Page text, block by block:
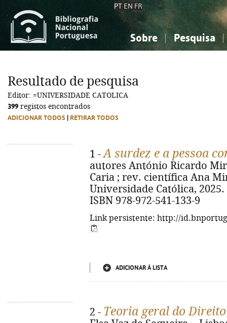
PT EN FR
Sobre Pesquisa
Ciências sociais...
Ciências sociais...
Resultado de pesquisa
Editor: =UNIVERSIDADE CATOLICA
399 registos encontrados
ADICIONAR TODOS RETIRAR TODOS
1 -A surdez e a pessoa
autores António Ricardo
Caria ; rev. científica Ana
Universidade Católica,
ISBN 978-972-541-133-9
Link persistente: http://
ADICIONAR À LISTA
2 - Teoria geral do